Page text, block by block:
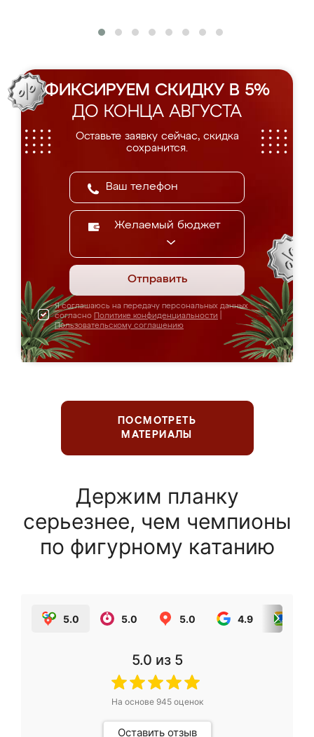
ФИКСИРУЕМ СКИДКУ В 5%
ДО КОНЦА АВГУСТА
Оставьте заявку сейчас, скидка
сохранится.
Желаемый бюджет
Отправить
Я соглашаюсь на передачу персональных данных
согласно Политике конфиденциальности
Пользовательскому соглашению
ПОСМОТРЕТЬ
МАТЕРИАЛЫ
Держим планку
серьезнее, чем чемпионы
по фигурному катанию
5.0 5.0 5.0 4.9
5.0 из 5
На основе 945оценок
Оставить отзыв